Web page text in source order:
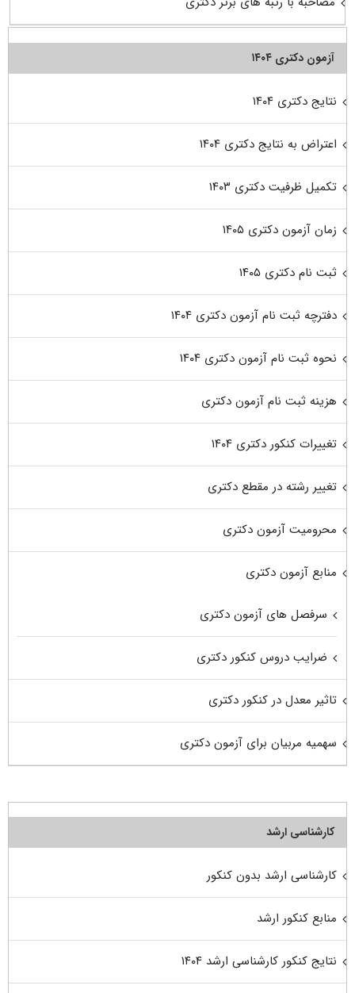
آزمون دکتری ۱۴۰۴
نتایج دکتری ۱۴۰۴
اعتراض به نتایج دکتری ۱۴۰۴
تکمیل ظرفیت دکتری ۱۴۰۳
زمان آزمون دکتری ۱۴۰۵
ثبت نام دکتری ۱۴۰۵
دفترچه ثبت نام آزمون دکتری ۱۴۰۴
نحوه ثبت نام آزمون دکتری ۱۴۰۴
هزینه ثبت نام آزمون دکتری
تغییرات کنکور دکتری ۱۴۰۴
تغییر رشته در مقطع دکتری
محرومیت آزمون دکتری
منابع آزمون دکتری
سرفصل های آزمون دکتری
ضرایب دروس کنکور دکتری
تاثیر معدل در کنکور دکتری
سهمیه مربیان برای آزمون دکتری
کارشناسی ارشد
کارشناسی ارشد بدون کنکور
منابع کنکور ارشد
نتایج کنکور کارشناسی ارشد ۱۴۰۴